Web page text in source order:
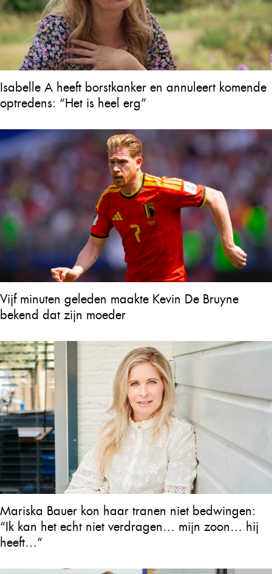
Isabelle A heeft borstkanker en annuleert komende
optredens: “Het is heel erg”
Vijf minuten geleden maakte Kevin De Bruyne
bekend dat zijn moeder
Mariska Bauer kon haar tranen niet bedwingen:
“Ik kan het echt niet verdragen… mijn zoon… hij
heeft…”